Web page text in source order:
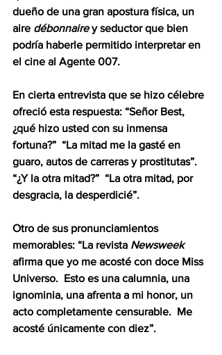
dueño de una gran apostura física, un
aire débonnaire y seductor que bien
podría haberle permitido interpretar en
el cine al Agente 007.
En cierta entrevista que se hizo célebre
ofreció esta respuesta: “Señor Best,
¿qué hizo usted con su inmensa
fortuna?”  “La mitad me la gasté en
guaro, autos de carreras y prostitutas”.
“¿Y la otra mitad?”  “La otra mitad, por
desgracia, la desperdicié”.
Otro de sus pronunciamientos
memorables: “La revista Newsweek
afirma que yo me acosté con doce Miss
Universo.  Esto es una calumnia, una
ignominia, una afrenta a mi honor, un
acto completamente censurable.  Me
acosté únicamente con diez”.